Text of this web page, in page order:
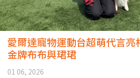
愛爾達寵物運動台超萌代言亮
金牌布布與珺珺
01 06, 2026